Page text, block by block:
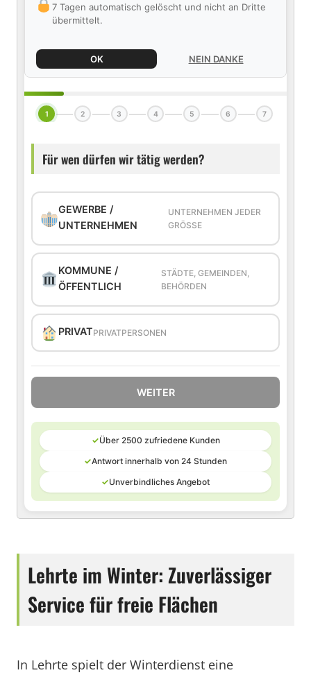
7 Tagen automatisch gelöscht und nicht an Dritte
übermittelt.
OK NEIN DANKE
1 2 3 4 5 6 7
Für wen dürfen wir tätig werden?
GEWERBE /
UNTERNEHMEN
UNTERNEHMEN JEDER
GRÖSSE
KOMMUNE /
ÖFFENTLICH
STÄDTE, GEMEINDEN,
BEHÖRDEN
PRIVATPRIVATPERSONEN
WEITER
✓Über 2500 zufriedene Kunden
✓Antwort innerhalb von 24 Stunden
✓Unverbindliches Angebot
Lehrte im Winter: Zuverlässiger
Service für freie Flächen
In Lehrte spielt der Winterdienst eine